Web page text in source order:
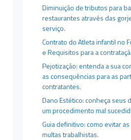
Diminuição de tributos para
restaurantes através das
serviço.
Contrato do Atleta infantil no
e Requisitos para a
Pejotização: entenda a sua
as consequências para as
contratantes.
Dano Estético: conheça seus
um procedimento mal
Guia definitivo: como evitar
multas trabalhistas.